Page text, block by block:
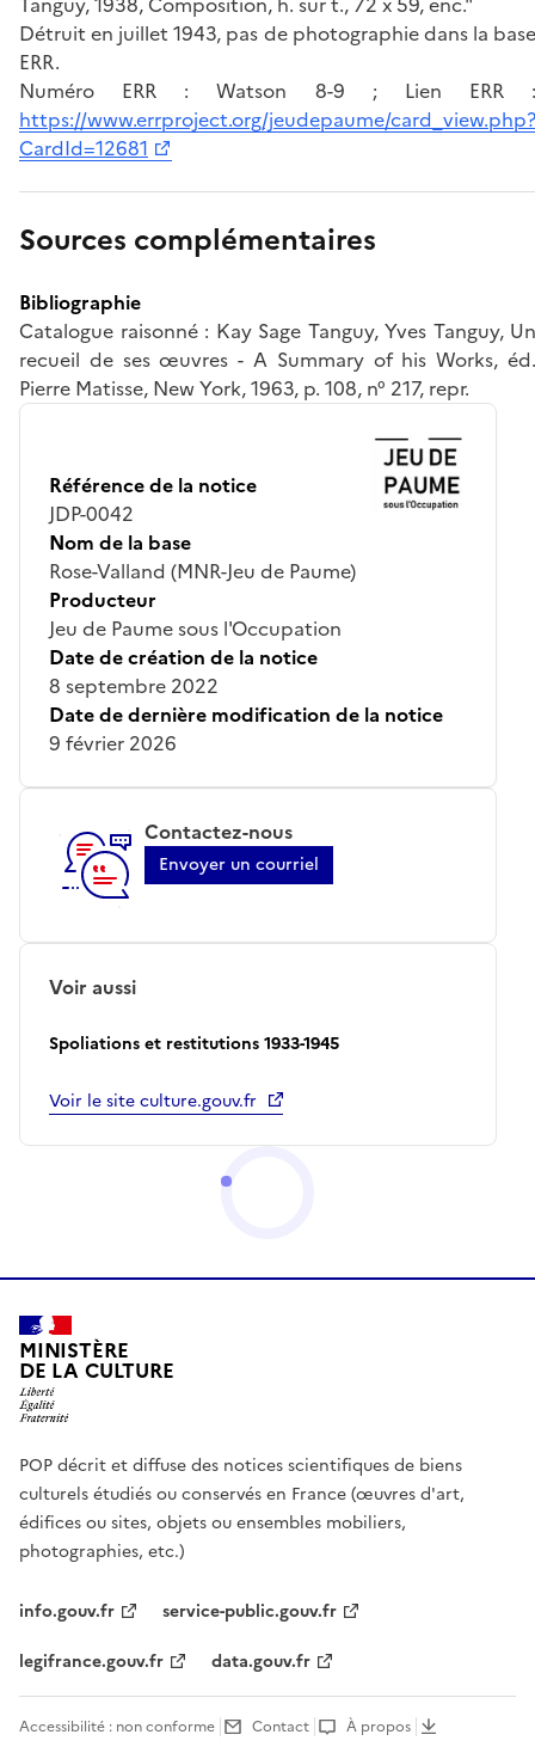
Détruit en juillet 1943, pas de photographie dans la base
ERR.
Numéro ERR : Watson 8-9 ; Lien ERR :
https://www.errproject.org/jeudepaume/card_view.php?
CardId=12681
Sources complémentaires
Bibliographie
Catalogue raisonné : Kay Sage Tanguy, Yves Tanguy, Un
recueil de ses œuvres - A Summary of his Works, éd.
Pierre Matisse, New York, 1963, p. 108, n° 217, repr.
Référence de la notice
JDP-0042
Nom de la base
Rose-Valland (MNR-Jeu de Paume)
Producteur
Jeu de Paume sous l'Occupation
Date de création de la notice
8 septembre 2022
Date de dernière modification de la notice
9 février 2026
Contactez-nous
Envoyer un courriel
Voir aussi
Spoliations et restitutions 1933-1945
Voir le site culture.gouv.fr
MINISTÈRE
DE LA CULTURE
POP décrit et diffuse des notices scientifiques de biens
culturels étudiés ou conservés en France (œuvres d'art,
édifices ou sites, objets ou ensembles mobiliers,
photographies, etc.)
info.gouv.fr
service-public.gouv.fr
legifrance.gouv.fr
data.gouv.fr
Accessibilité : non conforme Contact À propos